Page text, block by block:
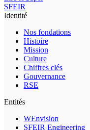
SFEIR
Identité
Nos fondations
Histoire
Mission
Culture
Chiffres clés
Gouvernance
RSE
Entités
WEnvision
SFEIR Engineering